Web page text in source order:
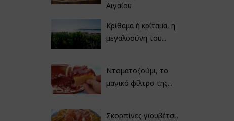
Αιγαίου
Κρίθαμα ή κρίταμα, η
μεγαλοσύνη του...
Ντοματοζούμι, το
μαγικό φίλτρο της...
Σκορπίνες γιουβέτσι,